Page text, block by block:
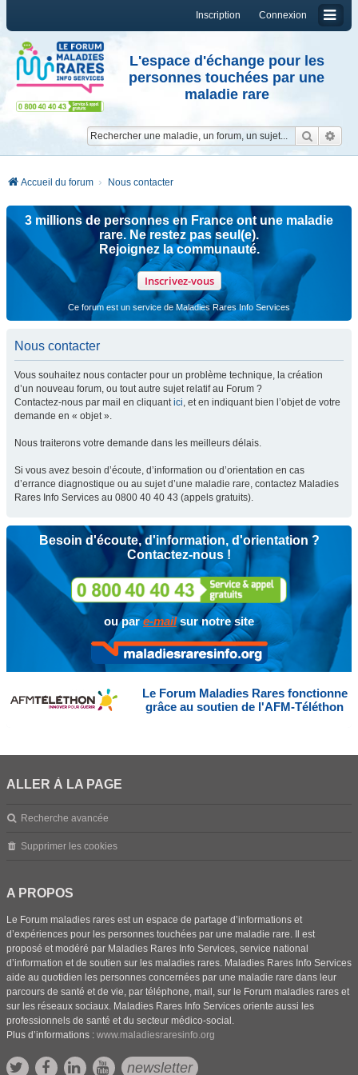
Connexion
Inscription
L'espace d'échange pour les
personnes touchées par une
maladie rare
Accueil du forum Nous contacter
3 millions de personnes en France ont une maladie
rare. Ne restez pas seul(e).
Rejoignez la communauté.
Inscrivez-vous
Ce forum est un service de Maladies Rares Info Services
Nous contacter
Vous souhaitez nous contacter pour un problème technique, la création
d’un nouveau forum, ou tout autre sujet relatif au Forum ?
Contactez-nous par mail en cliquantici, et en indiquant bien l’objet de votre
demande en « objet ».
Nous traiterons votre demande dans les meilleurs délais.
Si vous avez besoin d’écoute, d’information ou d’orientation en cas
d’errance diagnostique ou au sujet d’une maladie rare, contactez Maladies
Rares Info Services au 0800 40 40 43 (appels gratuits).
Besoin d'écoute, d'information, d'orientation ?
Contactez-nous !
ou pare-mailsur notre site
Le Forum Maladies Rares fonctionne
grâce au soutien de l'AFM-Téléthon
ALLER À LA PAGE
Recherche avancée
Supprimer les cookies
A PROPOS
Le Forum maladies rares est un espace de partage d’informations et
d’expériences pour les personnes touchées par une maladie rare. Il est
proposé et modéré par Maladies Rares Info Services, service national
d’information et de soutien sur les maladies rares. Maladies Rares Info Services
aide au quotidien les personnes concernées par une maladie rare dans leur
parcours de santé et de vie, par téléphone, mail, sur le Forum maladies rares et
sur les réseaux sociaux. Maladies Rares Info Services oriente aussi les
professionnels de santé et du secteur médico-social.
Plus d’informations : www.maladiesraresinfo.org
newsletter